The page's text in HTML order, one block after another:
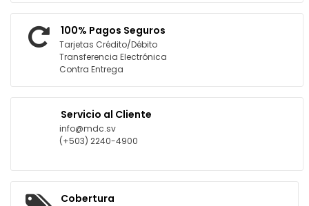
100% Pagos Seguros
Tarjetas Crédito/Débito
Transferencia Electrónica
Contra Entrega
Servicio al Cliente
info@mdc.sv
(+503) 2240-4900
Cobertura